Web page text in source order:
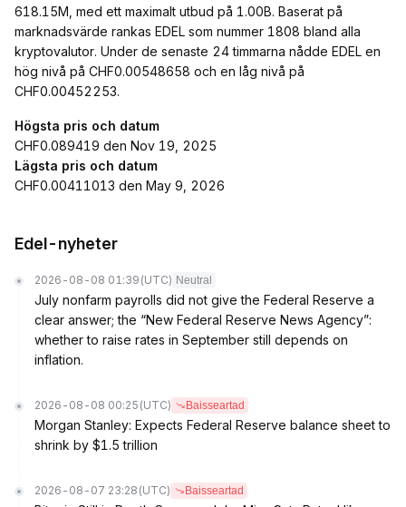
618.15M, med ett maximalt utbud på 1.00B. Baserat på
marknadsvärde rankas EDEL som nummer 1808 bland alla
kryptovalutor. Under de senaste 24 timmarna nådde EDEL en
hög nivå på CHF0.00548658 och en låg nivå på
CHF0.00452253.
Högsta pris och datum
CHF0.089419 den Nov 19, 2025
Lägsta pris och datum
CHF0.00411013 den May 9, 2026
Edel-nyheter
2026-08-08 01:39 (UTC) Neutral
July nonfarm payrolls did not give the Federal Reserve a
clear answer; the “New Federal Reserve News Agency”:
whether to raise rates in September still depends on
inflation.
2026-08-08 00:25 (UTC) Baisseartad
Morgan Stanley: Expects Federal Reserve balance sheet to
shrink by $1.5 trillion
2026-08-07 23:28 (UTC) Baisseartad